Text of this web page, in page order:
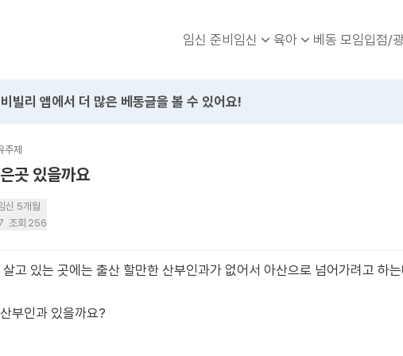
임신 준비임신 육아 베동 모임입점/
빌리 앱에서 더 많은 베동글을 볼 수 있어요!
주제
곳 있을까요
신 5개월
조회 256
고 있는 곳에는 출산 할만한 산부인과가 없어서 아산으로 넘어가려고 하